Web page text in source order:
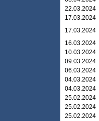
22.03.2024
17.03.2024
17.03.2024
16.03.2024
10.03.2024
09.03.2024
06.03.2024
04.03.2024
04.03.2024
25.02.2024
25.02.2024
25.02.2024